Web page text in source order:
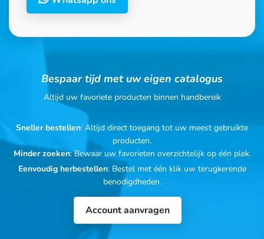
Bespaar tijd met uw eigen catalogus
Altijd uw favoriete producten binnen handbereik
Sneller bestellen: Altijd direct toegang tot uw meest gebruikte
producten.
Minder zoeken: Bewaar uw favorieten overzichtelijk op één plek.
Eenvoudig herbestellen: Bestel met één klik uw terugkerende
benodigdheden.
Account aanvragen